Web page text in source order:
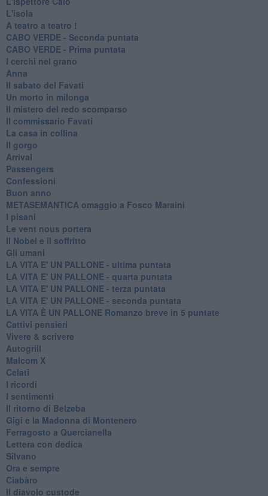
L'isola
A teatro a teatro !
CABO VERDE - Seconda puntata
CABO VERDE - Prima puntata
I cerchi nel grano
Anna
Il sabato del Favati
Un morto in milonga
Il mistero del redo scomparso
Il commissario Favati
La casa in collina
Il gorgo
Arrival
Passengers
Confessioni
Buon anno
METASEMANTICA omaggio a Fosco Maraini
I pisani
Le vent nous portera
Il Nobel e il soffritto
Gli umani
LA VITA E' UN PALLONE - ultima puntata
LA VITA E' UN PALLONE - quarta puntata
LA VITA E' UN PALLONE - terza puntata
LA VITA E' UN PALLONE - seconda puntata
LA VITA È UN PALLONE Romanzo breve in 5 puntate
Cattivi pensieri
Vivere & scrivere
Autogrill
Malcom X
Celati
I ricordi
I sentimenti
Il ritorno di Belzeba
Gigi e la Madonna di Montenero
Ferragosto a Quercianella
Lettera con dedica
Silvano
Ora e sempre
Ciabàro
Il diavolo custode